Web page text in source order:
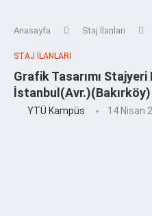
Anasayfa Staj İlanları
STAJ İLANLARI
Grafik Tasarımı
İstanbul(Avr.)(Bakırköy)
YTÜ Kampüs 14 Nisan